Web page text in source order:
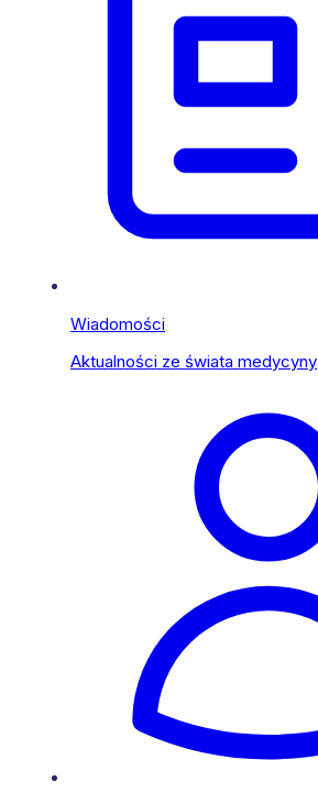
Wiadomości
Aktualności ze świata medycyny